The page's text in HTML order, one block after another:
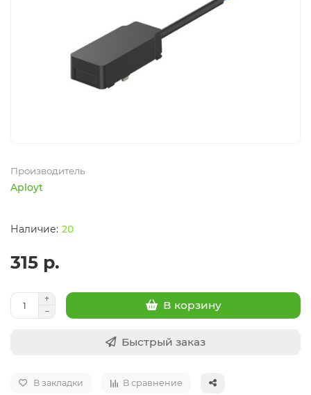
Производитель
Aployt
20
315 р.
В корзину
Быстрый заказ
В закладки В сравнение